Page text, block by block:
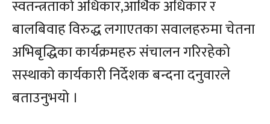
स्वतन्त्रताको अधिकार,आर्थिक अधिकार र
बालबिवाह विरुद्ध लगाएतका सवालहरुमा चेतना
अभिबृद्धिका कार्यक्रमहरु संचालन गरिरहेको
सस्थाको कार्यकारी निर्देशक बन्दना दनुवारले
बताउनुभयो ।